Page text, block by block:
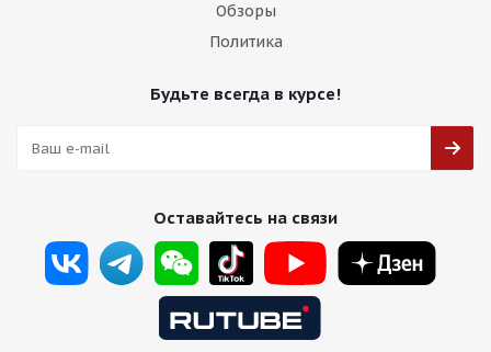
Обзоры
Политика
Будьте всегда в курсе!
Оставайтесь на связи